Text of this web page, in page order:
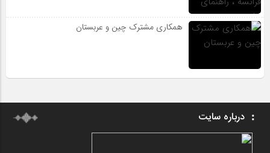
همکاری مشترک چین و عربستان
درباره سایت